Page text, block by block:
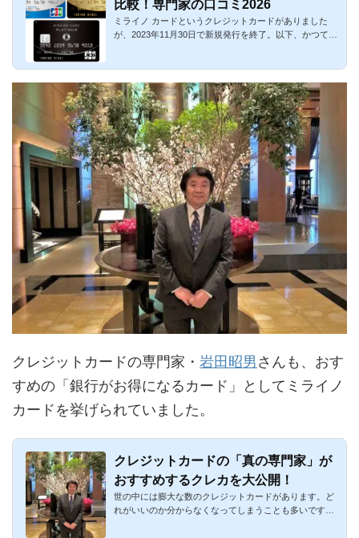
比較！専門家の口コミ2026
ミライノ カードというクレジットカードがありました
が、2023年11月30日で新規発行を終了。以下、かつて存
クレジットカードの専門家・ 岩田昭男 さんも、おす
すめの「銀行がお得になるカード」としてミライノ
カードを挙げられていました。
クレジットカードの「真の専門家」が
おすすめするクレカを大公開！
世の中には膨大な数のクレジットカードがあります。ど
れがいいのか分からなくなってしまうことも多いです